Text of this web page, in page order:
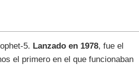
Lanzado en 1978, fue el
el primero en el que funcionaban